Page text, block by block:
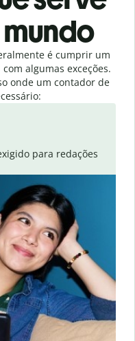
é cumprir um
algumas exceções.
onde um contador de
para redações